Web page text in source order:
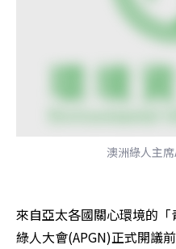
澳洲綠人主
來自亞太各國關心環境的
綠人大會(APGN)正式開議